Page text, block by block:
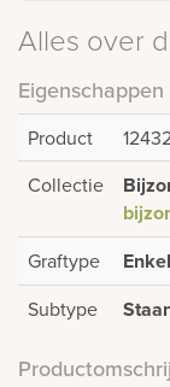
Alles over
Eigenschappen
Product
Collectie
Graftype
Subtype